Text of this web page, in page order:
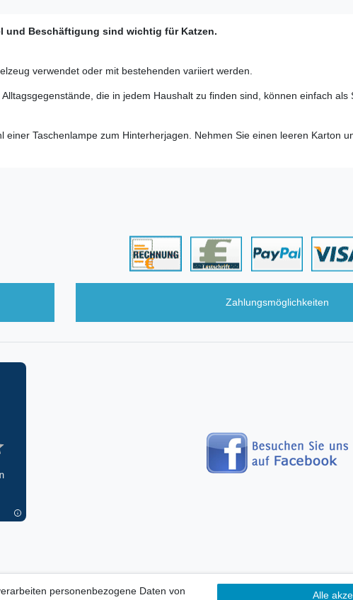
und Beschäftigung sind wichtig für Katzen.
verwendet oder mit bestehenden variiert werden.
die in jedem Haushalt zu finden sind, können einfach als
Taschenlampe zum Hinterherjagen. Nehmen Sie einen leeren Karton
Zahlungsmöglichkeiten
ZUR BATTERIEENTSORGUNG und Barrierefreiheitserklärung
personenbezogene Daten von Alle